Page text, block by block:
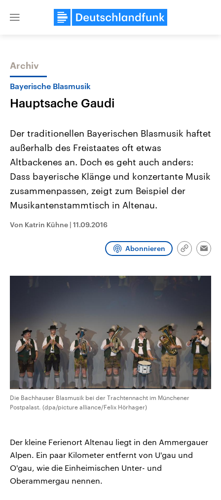
Close
Themen
Landtagswahl Sachsen-Anhalt
2026
Alle Informationen
Sachsen-Anhalt wählt am 6.
September 2026 einen neuen
Bundesland von einer Koalition aus
CDU, SPD und FDP regiert.-
Wahlprogramme, aktuelle Berichte
und Hintergründe zu den Parteien
USA
Aktuelle Beiträge,
Hintergründe
Wirtschaftlich und
gehören die Vereinigten
Programm Podcasts
Audio-Archiv
Archiv
Bayerische Blasmusik
Hauptsache Gaudi
Der traditionellen Bayerischen Blasmusik haftet
außerhalb des Freistaates oft etwas
Altbackenes an. Doch es geht auch anders:
Dass bayerische Klänge und konzertante Musik
zusammenpassen, zeigt zum Beispiel der
Musikantenstammtisch in Altenau.
Von Katrin Kühne | 11.09.2016
Abonnieren
Link
Die Bachhauser Blasmusik bei der Trachtennacht im Münchener
Postpalast. (dpa/picture alliance/Felix Hörhager)
Der kleine Ferienort Altenau liegt in den Ammergauer
Alpen. Ein paar Kilometer entfernt von U'gau und
O'gau, wie die Einheimischen Unter- und
Oberammergau nennen.